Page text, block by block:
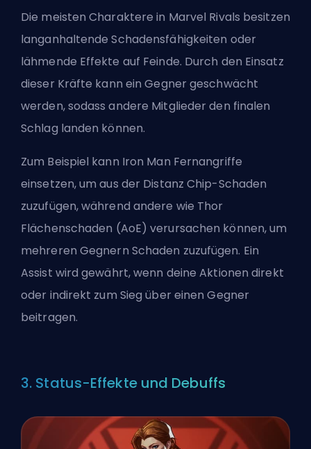
Die meisten Charaktere in Marvel Rivals besitzen
langanhaltende Schadensfähigkeiten oder
lähmende Effekte auf Feinde. Durch den Einsatz
dieser Kräfte kann ein Gegner geschwächt
werden, sodass andere Mitglieder den finalen
Schlag landen können.
Zum Beispiel kann Iron Man Fernangriffe
einsetzen, um aus der Distanz Chip-Schaden
zuzufügen, während andere wie Thor
Flächenschaden (AoE) verursachen können, um
mehreren Gegnern Schaden zuzufügen. Ein
Assist wird gewährt, wenn deine Aktionen direkt
oder indirekt zum Sieg über einen Gegner
beitragen.
3. Status-Effekte und Debuffs